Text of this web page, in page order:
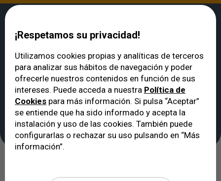
VERTE Visión borrosa de lejos - La Miopía y sus tratamientos.
Visión borrosa de lejos
- La Miopía y sus
tratamientos.
Cirugía LASIK Adiós gafas
¡Respetamos su privacidad!
Utilizamos cookies propias y analíticas de terceros
para analizar sus hábitos de navegación y poder
ofrecerle nuestros contenidos en función de sus
intereses. Puede acceda a nuestra Política de
Cookies para más información. Si pulsa “Aceptar”
se entiende que ha sido informado y acepta la
instalación y uso de las cookies. También puede
configurarlas o rechazar su uso pulsando en “Más
información”.